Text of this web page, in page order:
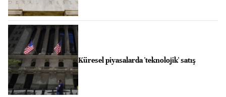
Küresel piyasalarda 'teknolojik' satış